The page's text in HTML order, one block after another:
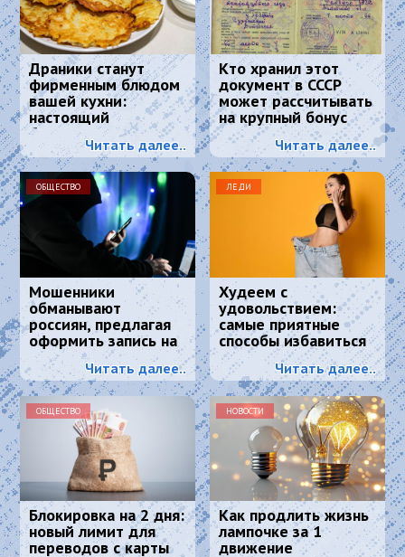
Драники станут
фирменным блюдом
вашей кухни:
настоящий
белорусский рецепт
Читать далее..
Кто хранил этот
документ в СССР
может рассчитывать
на крупный бонус
Читать далее..
ОБЩЕСТВО
Мошенники
обманывают
россиян, предлагая
оформить запись на
диспансеризацию
Читать далее..
ЛЕДИ
Худеем с
удовольствием:
самые приятные
способы избавиться
от лишнего веса.
Читать далее..
ОБЩЕСТВО
Блокировка на 2 дня:
новый лимит для
переводов с карты
НОВОСТИ
Как продлить жизнь
лампочке за 1
движение